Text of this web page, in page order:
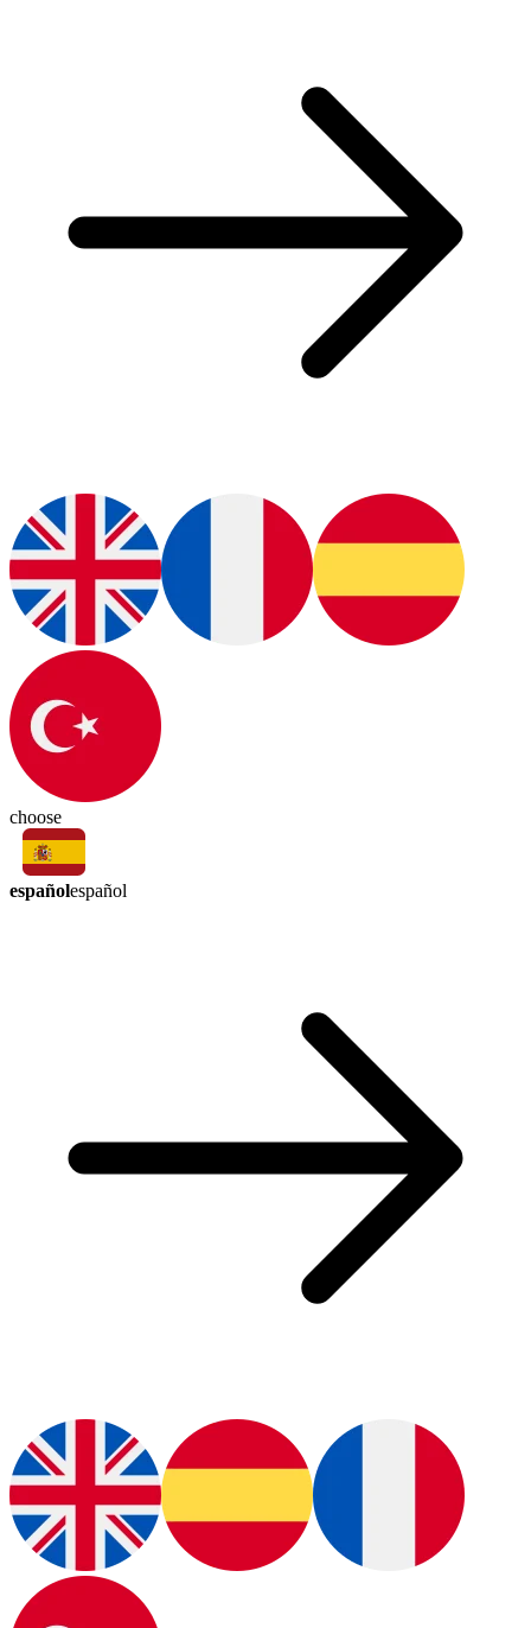
choose
españolespañol